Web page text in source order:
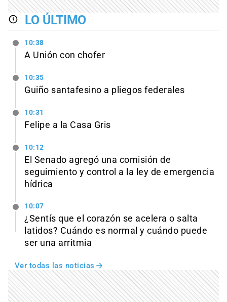
LO ÚLTIMO
10:38
A Unión con chofer
10:35
Guiño santafesino a pliegos federales
10:31
Felipe a la Casa Gris
10:12
El Senado agregó una comisión de
seguimiento y control a la ley de emergencia
hídrica
10:07
¿Sentís que el corazón se acelera o salta
latidos? Cuándo es normal y cuándo puede
ser una arritmia
Ver todas las noticias